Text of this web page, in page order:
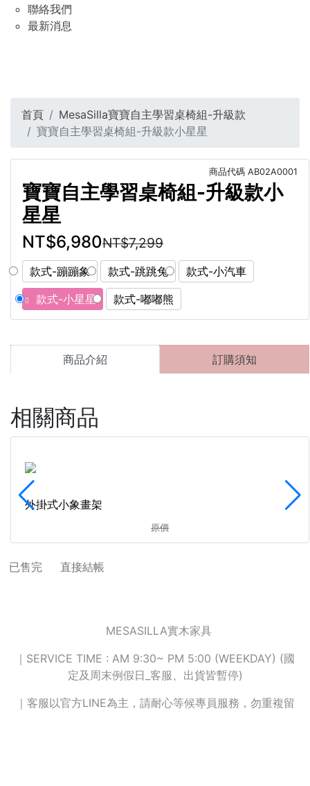
聯絡我們
最新消息
首頁
MesaSilla寶寶自主學習桌椅組-升級款
寶寶自主學習桌椅組-升級款小星星
商品代碼 AB02A0001
寶寶自主學習桌椅組-升級款小
星星
NT$6,980NT$7,299
款式-蹦蹦象 款式-跳跳兔
款式-小汽車
款式-小星星
款式-嘟嘟熊
商品介紹 訂購須知
相關商品
外掛式小象畫架
原價
直接結帳
MESASILLA實木家具
｜SERVICE TIME : AM 9:30~ PM 5:00 (WEEKDAY) (國
定及周末例假日_客服、出貨皆暫停)
｜客服以官方LINE為主，請耐心等候專員服務，勿重複留